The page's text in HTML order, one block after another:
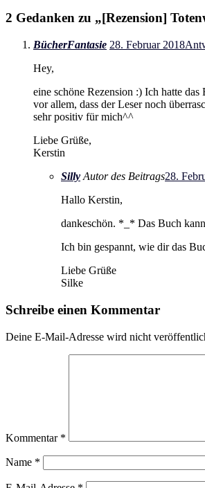
2 Gedanken zu „[Rezension]
BücherFantasie 28. Februar 2018
Hey,
eine schöne Rezension :) Ich hatte
vor allem, dass der Leser noch
sehr positiv für mich^^
Liebe Grüße,
Kerstin
Silly Autor des Beitrags28.
Hallo Kerstin,
dankeschön. *_* Das Buch
Ich bin gespannt, wie dir das
Liebe Grüße
Silke
Schreibe einen Kommentar
Deine E-Mail-Adresse wird nicht
Kommentar *
Name *